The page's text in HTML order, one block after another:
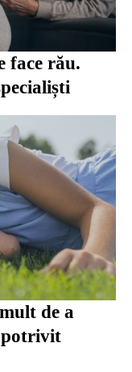
face rău.
de a
potrivit